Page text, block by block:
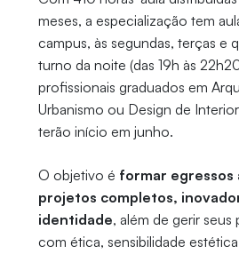
meses, a especialização tem
campus, às segundas, terças e
turno da noite (das 19h às
profissionais graduados em
Urbanismo ou Design de
terão início em junho.
O objetivo é formar egressos
projetos completos,
identidade, além de gerir
com ética, sensibilidade